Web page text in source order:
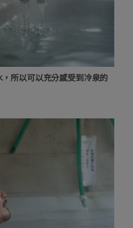
所以可以充分感受到冷泉的